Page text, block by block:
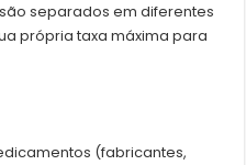
separados em diferentes
própria taxa máxima para
(fabricantes,